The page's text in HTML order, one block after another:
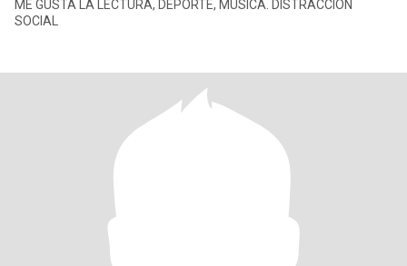
ME GUSTA LA LECTURA, DEPORTE, MUSICA. DISTRACCION
SOCIAL